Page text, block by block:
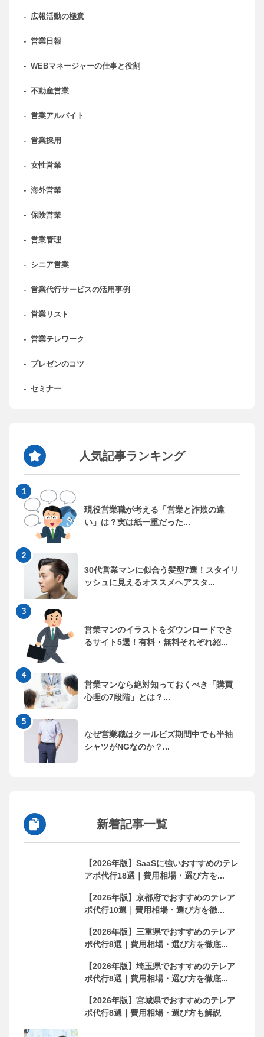
- 広報活動の極意
- 営業日報
- WEBマネージャーの仕事と役割
- 不動産営業
- 営業アルバイト
- 営業採用
- 女性営業
- 海外営業
- 保険営業
- 営業管理
- シニア営業
- 営業代行サービスの活用事例
- 営業リスト
- 営業テレワーク
- プレゼンのコツ
- セミナー
人気記事ランキング
現役営業職が考える「営業と詐欺の違
い」は？実は紙一重だった...
30代営業マンに似合う髪型7選！スタイリ
ッシュに見えるオススメヘアスタ...
営業マンのイラストをダウンロードでき
るサイト5選！有料・無料それぞれ紹...
営業マンなら絶対知っておくべき「購買
心理の7段階」とは？...
なぜ営業職はクールビズ期間中でも半袖
シャツがNGなのか？...
新着記事一覧
【2026年版】SaaSに強いおすすめのテレ
アポ代行18選｜費用相場・選び方を...
【2026年版】京都府でおすすめのテレア
ポ代行10選｜費用相場・選び方を徹...
【2026年版】三重県でおすすめのテレア
ポ代行8選｜費用相場・選び方を徹底...
【2026年版】埼玉県でおすすめのテレア
ポ代行8選｜費用相場・選び方を徹底...
【2026年版】宮城県でおすすめのテレア
ポ代行8選｜費用相場・選び方も解説